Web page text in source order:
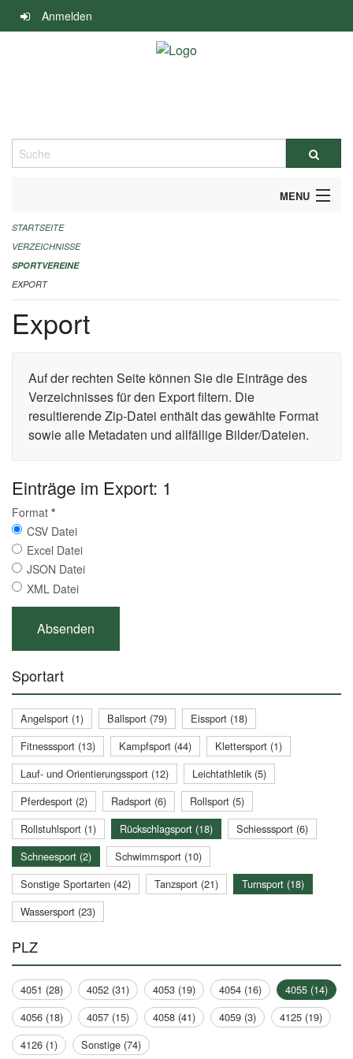
Navigation
überspringen
Anmelden
Suche
MENU
ALLGEMEINE INFORMATIONEN
FINANZIELLE UNTERSTÜTZUNG BENÖTIGT?
KONTAKT
STARTSEITE
VERZEICHNISSE
SPORTVEREINE
EXPORT
Export
Auf der rechten Seite können Sie die Einträge des
Verzeichnisses für den Export filtern. Die
resultierende Zip-Datei enthält das gewählte Format
sowie alle Metadaten und allfällige Bilder/Dateien.
Einträge im Export: 1
Format *
CSV Datei
Excel Datei
JSON Datei
XML Datei
Sportart
Angelsport (1) Ballsport (79)
Eissport (18)
Fitnesssport (13)
Kampfsport (44)
Klettersport (1)
Lauf- und Orientierungssport (12)
Leichtathletik (5)
Pferdesport (2)
Radsport (6)
Rollsport (5)
Rollstuhlsport (1)
Rückschlagsport (18)
Schiesssport (6)
Schneesport (2)
Schwimmsport (10)
Sonstige Sportarten (42)
Tanzsport (21)
Turnsport (18)
Wassersport (23)
PLZ
4051 (28) 4052 (31) 4053 (19) 4054 (16)
4055 (14)
4056 (18)
4057 (15) 4058 (41) 4059 (3)
4125 (19)
4126 (1)
Sonstige (74)